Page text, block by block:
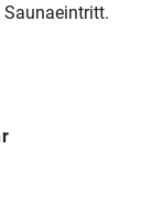
Saunaeintritt.